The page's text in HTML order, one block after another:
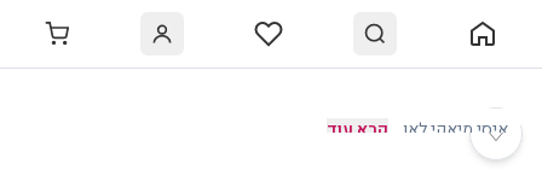
♡
איסי מיאקי לאו קרא עוד